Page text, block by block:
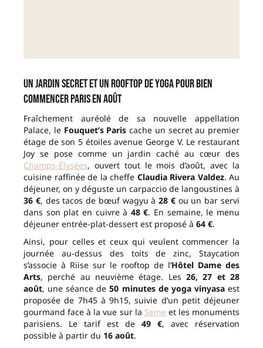
Un jardin secret et un rooftop de yoga pour bien
commencer Paris en août
Fraîchement auréolé de sa nouvelle appellation
Palace, le Fouquet’s Paris cache un secret au premier
étage de son 5 étoiles avenue George V. Le restaurant
Joy se pose comme un jardin caché au cœur des
Champs-Élysées, ouvert tout le mois d’août, avec la
cuisine raffinée de la cheffe Claudia Rivera Valdez. Au
déjeuner, on y déguste un carpaccio de langoustines à
36 €, des tacos de bœuf wagyu à28 €ou un bar servi
dans son plat en cuivre à 48 €. En semaine, le menu
déjeuner entrée-plat-dessert est proposé à 64 €.
Ainsi, pour celles et ceux qui veulent commencer la
journée au-dessus des toits de zinc, Staycation
s’associe à Riise sur le rooftop de l’Hôtel Dame des
Arts, perché au neuvième étage. Les 26, 27 et 28
août, une séance de50 minutes de yoga vinyasaest
proposée de 7h45 à 9h15, suivie d’un petit déjeuner
gourmand face à la vue sur la Seine et les monuments
parisiens. Le tarif est de 49 €, avec réservation
possible à partir du 16 août.